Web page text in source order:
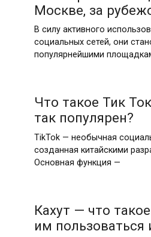
Москве, за
В силу активного
социальных сетей, они
популярнейшими
Что такое Тик
так популярен?
TikTok — необычная
созданная китайскими
Основная функция —
Кахут — что
им пользоваться